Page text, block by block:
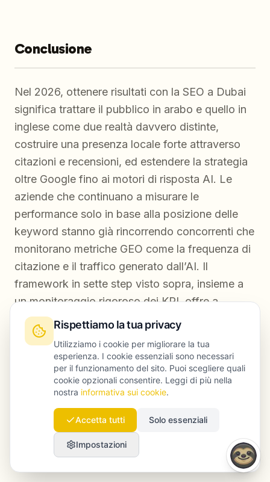
Conclusione
Nel 2026, ottenere risultati con la SEO a Dubai
significa trattare il pubblico in arabo e quello in
inglese come due realtà davvero distinte,
costruire una presenza locale forte attraverso
citazioni e recensioni, ed estendere la strategia
oltre Google fino ai motori di risposta AI. Le
aziende che continuano a misurare le
performance solo in base alla posizione delle
keyword stanno già rincorrendo concorrenti che
monitorano metriche GEO come la frequenza di
citazione e il traffico generato dall’AI. Il
framework in sette step visto sopra, insieme a
un monitoraggio rigoroso dei KPI, offre a
marketing manager e CMO una rotta concreta,
molto più utile di una checklist generica presa in
prestito da altri mercati.
Vuoi capire come aumentare la visibilità del tuo
di ricerca AI?Book a free consultation
Launchmind e ottieni un quadro chiaro della
situazione prima del prossimo ciclo di budget.
Rispettiamo la tua privacy
Utilizziamo i cookie per migliorare la tua
esperienza. I cookie essenziali sono necessari
per il funzionamento del sito. Puoi scegliere quali
cookie opzionali consentire. Leggi di più nella
nostra informativa sui cookie.
Accetta tutti Solo essenziali
Impostazioni